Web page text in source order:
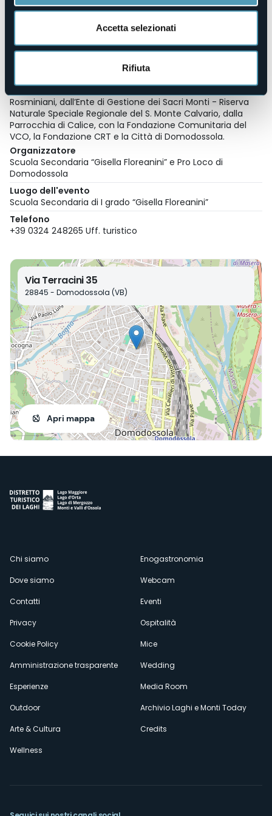
Accetta selezionati
Rifiuta
Gramaglia, dal 2022 il Trio fa parte della rete de “Le Dimore
del Quartetto”.
Il concerto è organizzato in collaborazione con Scuola
Secondaria di I grado “Gisella Floreanini” di Domodossola e
Monte Calvario è sostenuta dall’Istituto della Carità – PP.
Rosminiani, dall’Ente di Gestione dei Sacri Monti - Riserva
Naturale Speciale Regionale del S. Monte Calvario, dalla
Parrocchia di Calice, con la Fondazione Comunitaria del
VCO, la Fondazione CRT e la Città di Domodossola.
Organizzatore
Scuola Secondaria “Gisella Floreanini” e Pro Loco di
Domodossola
Luogo dell'evento
Scuola Secondaria di I grado “Gisella Floreanini”
Telefono
+39 0324 248265 Uff. turistico
Via Terracini 35
28845 - Domodossola (VB)
Apri mappa
Menù
secondario
Chi siamo
Dove siamo
Contatti
Privacy
Cookie Policy
Amministrazione trasparente
Esperienze
Outdoor
Arte & Cultura
Wellness
Enogastronomia
Webcam
Eventi
Ospitalità
Mice
Wedding
Media Room
Archivio Laghi e Monti Today
Credits